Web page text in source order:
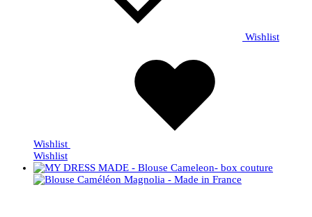
Wishlist
Wishlist
Wishlist